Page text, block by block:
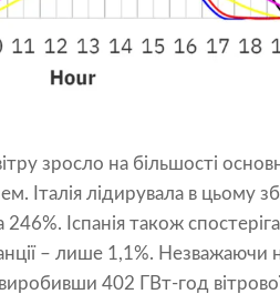
зросло на більшості
Італія лідирувала в цьому
Іспанія також
– лише 1,1%. Незважаючи
402 ГВт-год